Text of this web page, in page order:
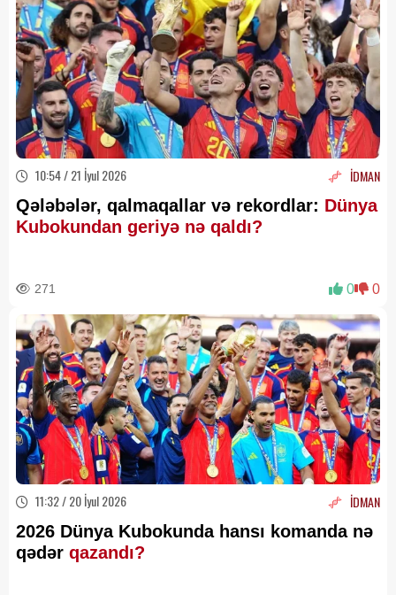
10:54 / 21 İyul 2026 İDMAN
Qələbələr, qalmaqallar və rekordlar: Dünya
Kubokundan geriyə nə qaldı?
271 0 0
11:32 / 20 İyul 2026 İDMAN
2026 Dünya Kubokunda hansı komanda nə
qədər qazandı?